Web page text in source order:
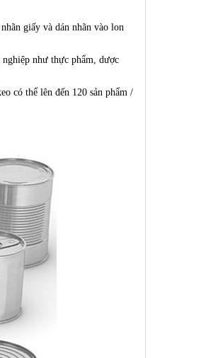
giấy và dán nhãn vào lon
nghiệp như thực phẩm, dược
có thể lên đến 120 sản phẩm /